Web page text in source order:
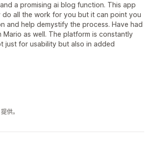
a promising ai blog function. This app
do all the work for you but it can point you
and help demystify the process. Have had
as well. The platform is constantly
just for usability but also in added
供。